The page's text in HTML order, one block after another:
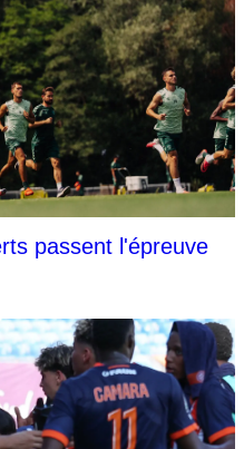
passent l'épreuve